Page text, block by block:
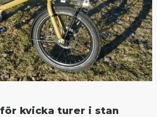
för kvicka turer i stan